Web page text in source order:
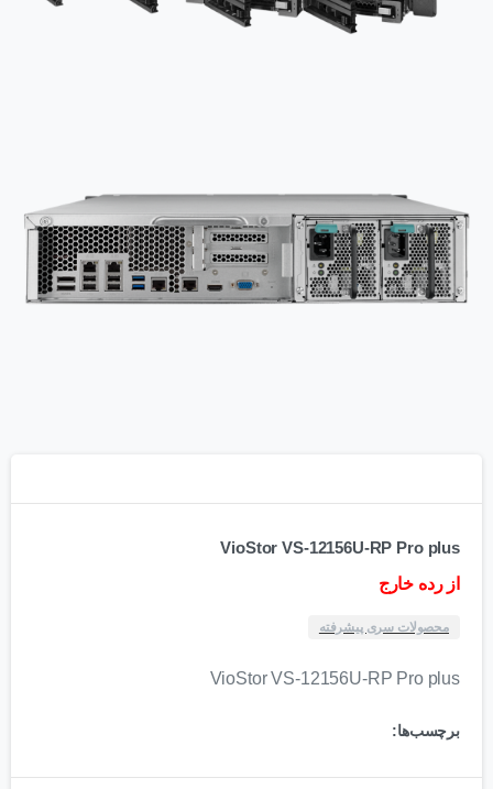
VioStor VS-12156U-RP Pro plus
از رده خارج
محصولات سری پیشرفته
VioStor VS-12156U-RP Pro plus
برچسب‌ها: